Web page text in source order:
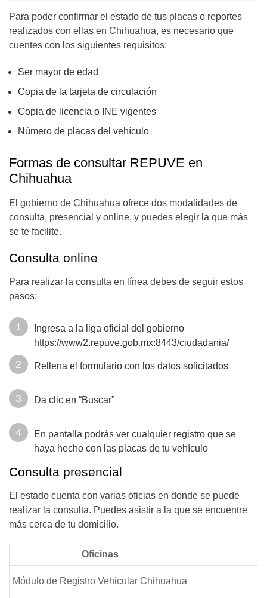
Para poder confirmar el estado de tus placas o reportes
realizados con ellas en Chihuahua, es necesario que
cuentes con los siguientes requisitos:
Ser mayor de edad
Copia de la tarjeta de circulación
Copia de licencia o INE vigentes
Número de placas del vehículo
Formas de consultar REPUVE en
Chihuahua
El gobierno de Chihuahua ofrece dos modalidades de
consulta, presencial y online, y puedes elegir la que más
se te facilite.
Consulta online
Para realizar la consulta en línea debes de seguir estos
pasos:
Ingresa a la liga oficial del gobierno
https://www2.repuve.gob.mx:8443/ciudadania/
Rellena el formulario con los datos solicitados
Da clic en “Buscar”
En pantalla podrás ver cualquier registro que se
haya hecho con las placas de tu vehículo
Consulta presencial
El estado cuenta con varias oficias en donde se puede
realizar la consulta. Puedes asistir a la que se encuentre
más cerca de tu domicilio.
Oficinas
Módulo de Registro Vehicular Chihuahua